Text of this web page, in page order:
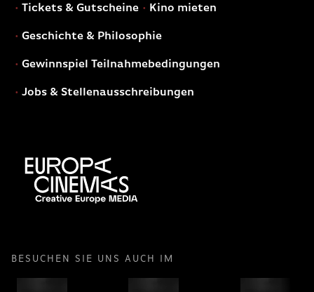
Tickets & Gutscheine Kino mieten
Geschichte & Philosophie
Gewinnspiel Teilnahmebedingungen
Jobs & Stellenausschreibungen
BESUCHEN SIE UNS AUCH IM